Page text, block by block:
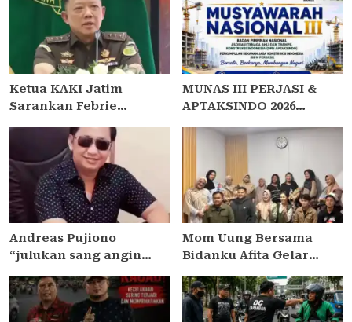
Ketua KAKI Jatim
Sarankan Febrie
Sikap dan Hormati
Proses Hukum, Bukan
Ajukan Praperadilan
MUNAS III PERJASI &
APTAKSINDO 2026
BERKARYA, MEMBANGUN
HADIR
Andreas Pujiono
“julukan sang angin
Satreskrim Polres
Madiun , ditengarai tipu
Mom Uung Bersama
Bidanku Afita Gelar
yang Benar dalam
Peringatan Pekan ASI